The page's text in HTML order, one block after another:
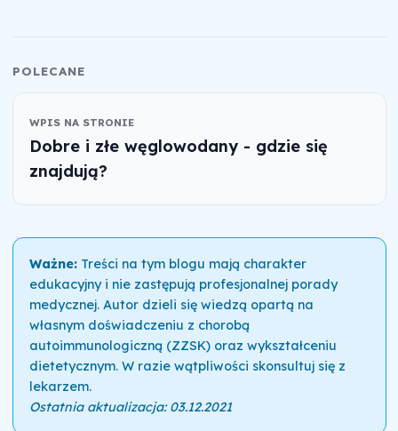
POLECANE
WPIS NA STRONIE
Dobre i złe węglowodany - gdzie się
znajdują?
Ważne:Treści na tym blogu mają charakter
edukacyjny i nie zastępują profesjonalnej porady
medycznej. Autor dzieli się wiedzą opartą na
własnym doświadczeniu z chorobą
autoimmunologiczną (ZZSK) oraz wykształceniu
dietetycznym. W razie wątpliwości skonsultuj się z
lekarzem.
Ostatnia aktualizacja: 03.12.2021